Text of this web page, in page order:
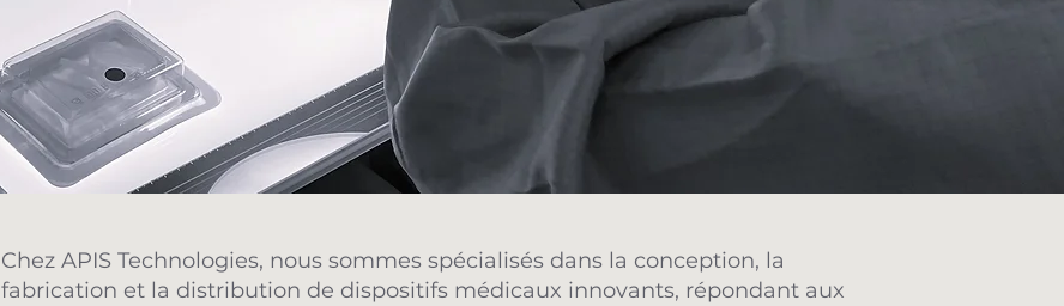
​Chez APIS Technologies, nous sommes spécialisés dans la conception, la
fabrication et la distribution de dispositifs médicaux innovants, répondant aux